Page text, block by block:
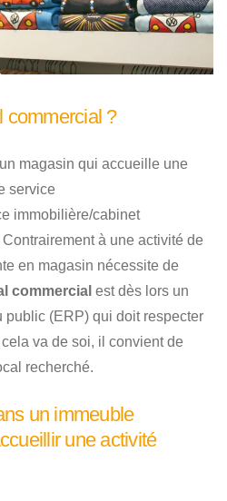
commercial ?
magasin qui accueille une
service
immobilière/cabinet
à une activité de
en magasin nécessite de
commercial est dès lors un
public (ERP) qui doit respecter
va de soi, il convient de
recherché.
un immeuble
une activité